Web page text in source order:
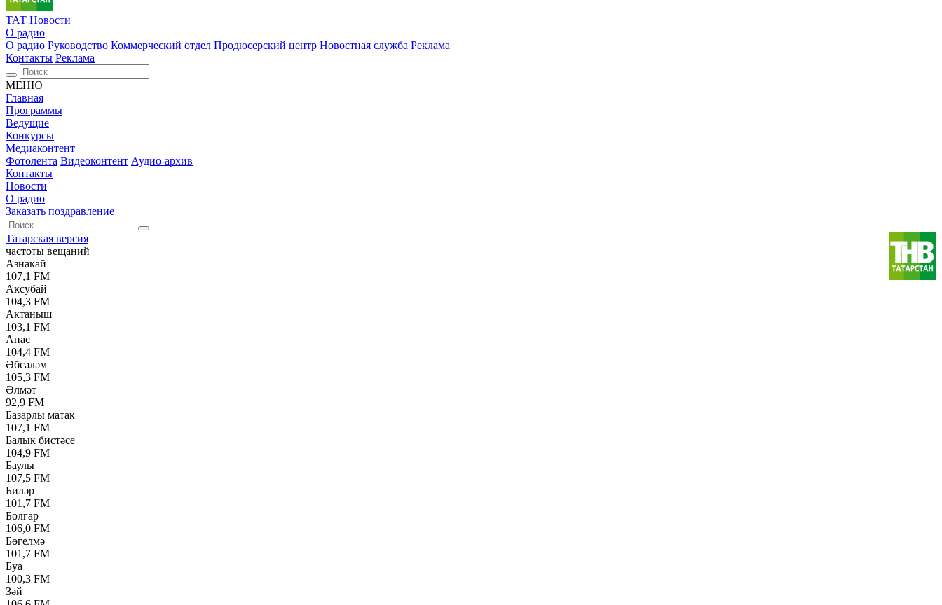
ТАТ Новости
О радио
О радио Руководство Коммерческий отдел Продюсерский центр Новостная служба Реклама
Контакты Реклама
МЕНЮ
Главная
Программы
Ведущие
Конкурсы
Медиаконтент
Фотолента Видеоконтент Аудио-архив
Контакты
Новости
О радио
Заказать поздравление
Татарская версия
частоты вещаний
Азнакай
107,1 FM
Аксубай
104,3 FM
Актаныш
103,1 FM
Апас
104,4 FM
Әбсәләм
105,3 FM
Әлмәт
92,9 FM
Базарлы матак
107,1 FM
Балык бистәсе
104,9 FM
Баулы
107,5 FM
Биләр
101,7 FM
Болгар
106,0 FM
Бөгелмә
101,7 FM
Буа
100,3 FM
Зәй